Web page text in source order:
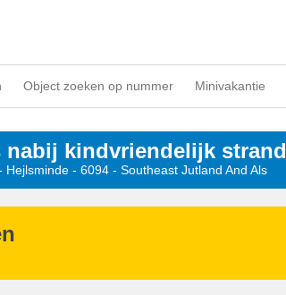
Object zoeken op nummer Minivakantie
kindvriendelijk strand
Hejlsminde - 6094 - Southeast Jutland And Als